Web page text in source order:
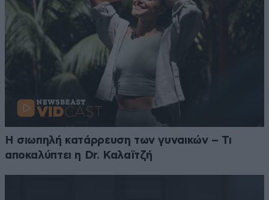
Η σιωπηλή κατάρρευση των γυναικών – Τι
αποκαλύπτει η Dr. Καλαϊτζή